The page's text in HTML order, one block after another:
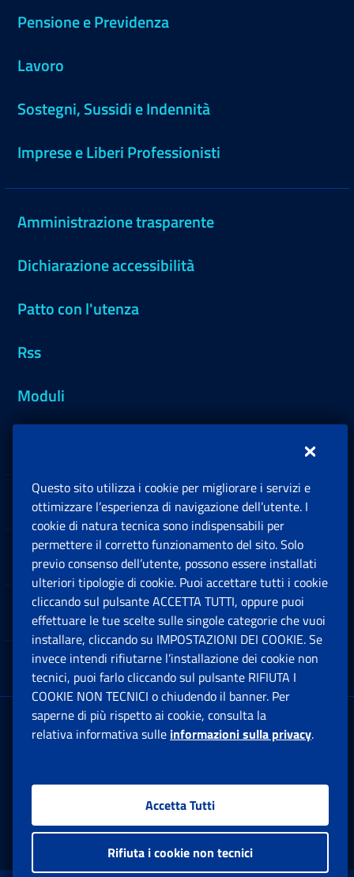
Pensione e Previdenza
Lavoro
Sostegni, Sussidi e Indennità
Imprese e Liberi Professionisti
Amministrazione trasparente
Dichiarazione accessibilità
Patto con l'utenza
Rss
Moduli
Sedi e Contatti
Software
Note Legali
App mobile
Sede Legale : Via Ciro il Grande, 21
00144 Roma
Facebook: Apre una nuova finestra
Twitter: Apre una nuova finestra
Whatsapp: Apre una nuova
Youtube: Apre una
Instagram:
Questo sito utilizza i cookie per migliorare i servizi e
ottimizzare l’esperienza di navigazione dell’utente. I
cookie di natura tecnica sono indispensabili per
permettere il corretto funzionamento del sito. Solo
previo consenso dell’utente, possono essere installati
ulteriori tipologie di cookie. Puoi accettare tutti i cookie
cliccando sul pulsante ACCETTA TUTTI, oppure puoi
effettuare le tue scelte sulle singole categorie che vuoi
installare, cliccando su IMPOSTAZIONI DEI COOKIE. Se
invece intendi rifiutarne l’installazione dei cookie non
tecnici, puoi farlo cliccando sul pulsante RIFIUTA I
COOKIE NON TECNICI o chiudendo il banner. Per
saperne di più rispetto ai cookie, consulta la
relativa informativa sulle informazioni sulla privacy.
Accetta Tutti
Rifiuta i cookie non tecnici